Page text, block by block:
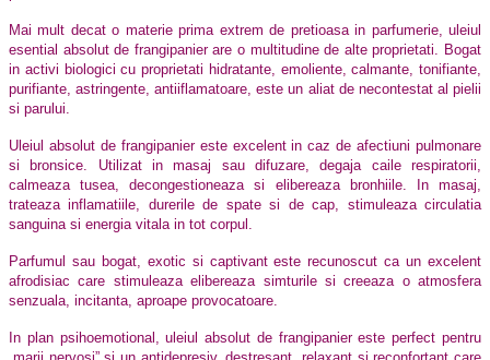
Mai mult decat o materie prima extrem de pretioasa in parfumerie, uleiul
esential absolut de frangipanier are o multitudine de alte proprietati. Bogat
in activi biologici cu proprietati hidratante, emoliente, calmante, tonifiante,
purifiante, astringente, antiiflamatoare, este un aliat de necontestat al pielii
si parului.
Uleiul absolut de frangipanier este excelent in caz de afectiuni pulmonare
si bronsice. Utilizat in masaj sau difuzare, degaja caile respiratorii,
calmeaza tusea, decongestioneaza si elibereaza bronhiile. In masaj,
trateaza inflamatiile, durerile de spate si de cap, stimuleaza circulatia
sanguina si energia vitala in tot corpul.
Parfumul sau bogat, exotic si captivant este recunoscut ca un excelent
afrodisiac care stimuleaza elibereaza simturile si creeaza o atmosfera
senzuala, incitanta, aproape provocatoare.
In plan psihoemotional, uleiul absolut de frangipanier este perfect pentru